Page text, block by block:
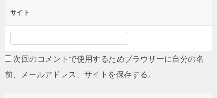
サイト
次回のコメントで使用するためブラウザーに自分の名
前、メールアドレス、サイトを保存する。